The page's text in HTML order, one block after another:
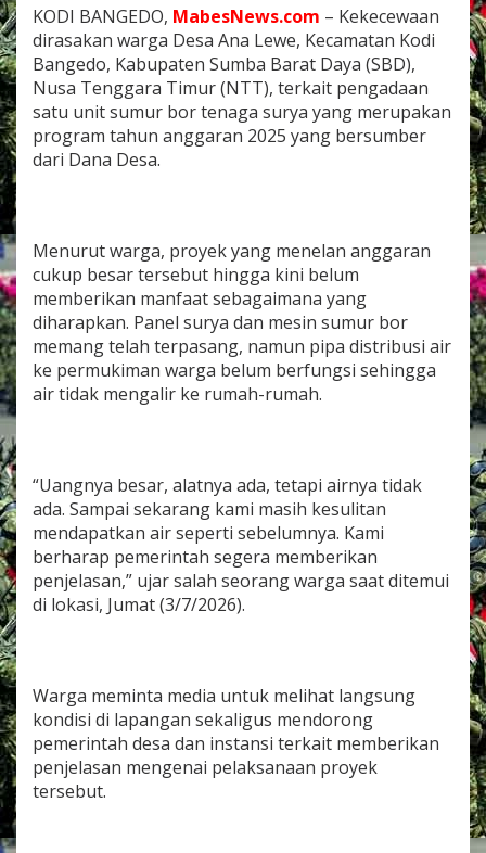
z
r
,
W
a
r
g
o
i
P
e
n
g
g
u
n
a
n
a
D
e
s
KODI BANGEDO, MabesNews.com – Kekecewaan
dirasakan warga Desa Ana Lewe, Kecamatan Kodi
Bangedo, Kabupaten Sumba Barat Daya (SBD),
Nusa Tenggara Timur (NTT), terkait pengadaan
satu unit sumur bor tenaga surya yang merupakan
program tahun anggaran 2025 yang bersumber
dari Dana Desa.
Menurut warga, proyek yang menelan anggaran
cukup besar tersebut hingga kini belum
memberikan manfaat sebagaimana yang
diharapkan. Panel surya dan mesin sumur bor
memang telah terpasang, namun pipa distribusi air
ke permukiman warga belum berfungsi sehingga
air tidak mengalir ke rumah-rumah.
“Uangnya besar, alatnya ada, tetapi airnya tidak
ada. Sampai sekarang kami masih kesulitan
mendapatkan air seperti sebelumnya. Kami
berharap pemerintah segera memberikan
penjelasan,” ujar salah seorang warga saat ditemui
di lokasi, Jumat (3/7/2026).
Warga meminta media untuk melihat langsung
kondisi di lapangan sekaligus mendorong
pemerintah desa dan instansi terkait memberikan
penjelasan mengenai pelaksanaan proyek
tersebut.